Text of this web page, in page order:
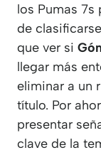
los Pumas
de
que ver si
llegar más
eliminar a un
título. Por
presentar
clave de la